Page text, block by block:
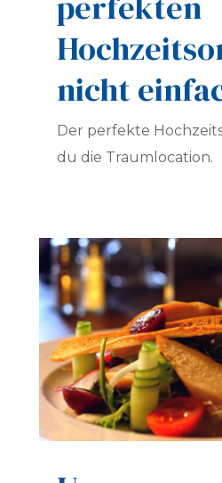
nicht
Der perfekte
du die Traumlocation.